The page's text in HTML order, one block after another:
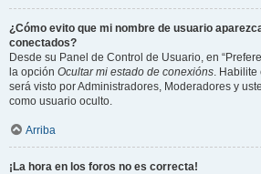
¿Cómo evito que mi nombre de usuario
conectados?
Desde su Panel de Control de Usuario, en
la opción Ocultar mi estado de conexións. Habilite
será visto por Administradores, Moderadores y
como usuario oculto.
Arriba
¡La hora en los foros no es correcta!